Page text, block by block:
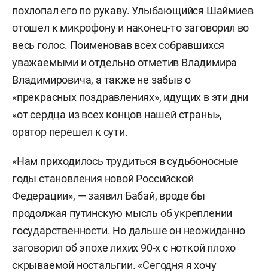
похлопал его по рукаву. Улыбающийся Шаймиев
отошел к микрофону и наконец-то заговорил во
весь голос. Поименовав всех собравшихся
уважаемыми и отдельно отметив Владимира
Владимировича, а также не забыв о
«прекрасных поздравлениях», идущих в эти дни
«от сердца из всех концов нашей страны»,
оратор перешел к сути.
«Нам приходилось трудиться в судьбоносные
годы становления новой Российской
Федерации», — заявил Бабай, вроде бы
продолжая путинскую мысль об укреплении
государственности. Но дальше он неожиданно
заговорил об эпохе лихих 90-х с ноткой плохо
скрываемой ностальгии. «Сегодня я хочу